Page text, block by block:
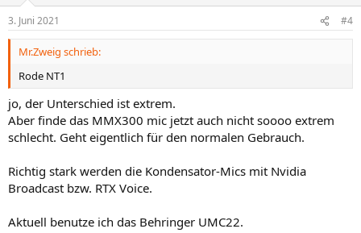
3. Juni 2021 #4
Mr.Zweig schrieb:
Rode NT1
jo, der Unterschied ist extrem.
Aber finde das MMX300 mic jetzt auch nicht soooo extrem
schlecht. Geht eigentlich für den normalen Gebrauch.
Richtig stark werden die Kondensator-Mics mit Nvidia
Broadcast bzw. RTX Voice.
Aktuell benutze ich das Behringer UMC22.